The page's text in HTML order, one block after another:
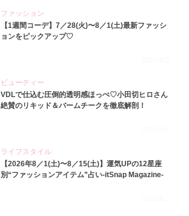
ファッション
【1週間コーデ】7／28(火)〜8／1(土)最新ファッシ
ョンをピックアップ♡
ビューティー
VDLで仕込む圧倒的透明感ほっぺ♡小田切ヒロさん
絶賛のリキッド＆バームチークを徹底解剖！
ライフスタイル
【2026年8／1(土)〜8／15(土)】運気UPの12星座
別“ファッションアイテム”占い-itSnap Magazine-